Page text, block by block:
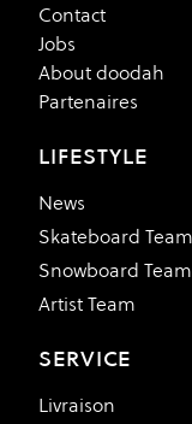
Contact
Jobs
About doodah
Partenaires
LIFESTYLE
News
Skateboard Team
Snowboard Team
Artist Team
SERVICE
Livraison